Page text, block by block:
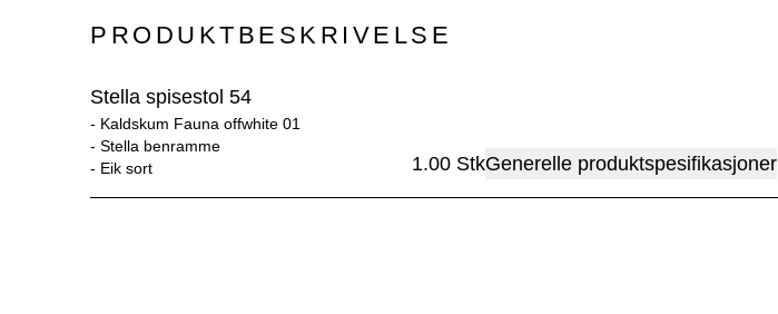
PRODUKTBESKRIVELSE
Stella spisestol 54
- Kaldskum Fauna offwhite 01
- Stella benramme
- Eik sort 1.00 StkGenerelle produktspesifikasjoner